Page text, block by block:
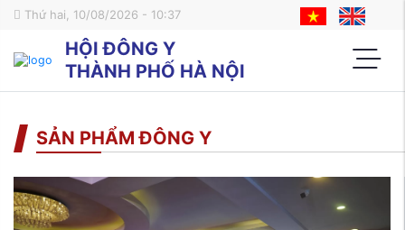
Thứ hai, 10/08/2026 - 10:37
HỘI ĐÔNG Y
THÀNH PHỐ HÀ NỘI
SẢN PHẨM ĐÔNG Y